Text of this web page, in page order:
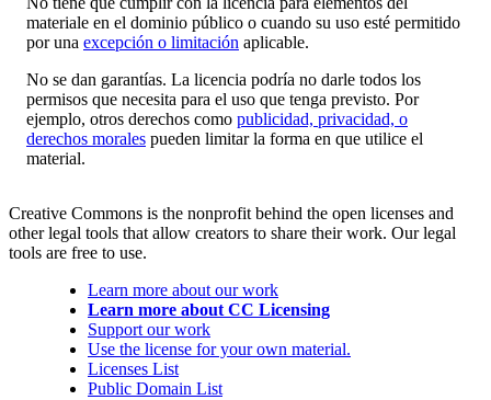
materiale en el dominio público o cuando su uso esté permitido
por una excepción o limitación aplicable.
No se dan garantías. La licencia podría no darle todos los
permisos que necesita para el uso que tenga previsto. Por
ejemplo, otros derechos como publicidad, privacidad, o
derechos morales pueden limitar la forma en que utilice el
material.
Creative Commons is the nonprofit behind the open licenses and
other legal tools that allow creators to share their work. Our legal
tools are free to use.
Learn more about our work
Learn more about CC Licensing
Support our work
Use the license for your own material.
Licenses List
Public Domain List